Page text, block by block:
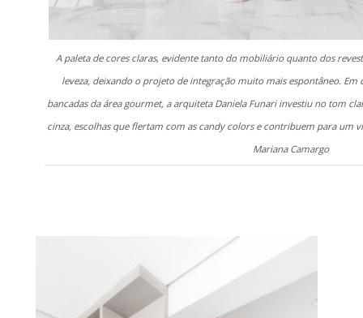
A paleta de cores claras, evidente tanto do mobiliário quanto dos
leveza, deixando o projeto de integração muito mais espontâneo.
bancadas da área gourmet, a arquiteta Daniela Funari investiu no tom
cinza, escolhas que flertam com as candy colors e contribuem para um
Mariana Camargo